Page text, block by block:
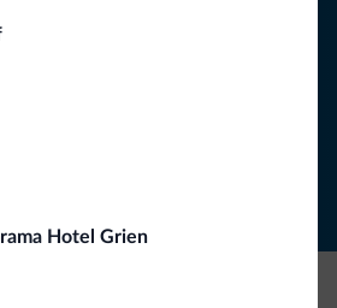
Hotel Grien
Sie Dolomiti.it auf